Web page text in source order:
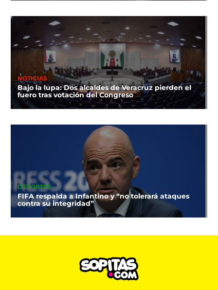
NOTICIAS
Bajo la lupa: Dos alcaldes de Veracruz pierden el
fuero tras votación del Congreso
DEPORTES
FIFA respalda a Infantino y “no tolerará ataques
contra su integridad”